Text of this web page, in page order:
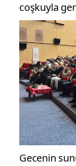
coşkuyla
Gecenin